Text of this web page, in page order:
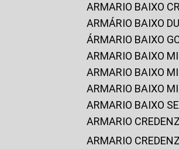
ARMARIO BAIXO
ARMÁRIO BAIXO
ÁRMARIO BAIXO
ARMARIO BAIXO
ARMARIO BAIXO
ARMARIO BAIXO
ARMARIO BAIXO
ARMARIO
ARMARIO